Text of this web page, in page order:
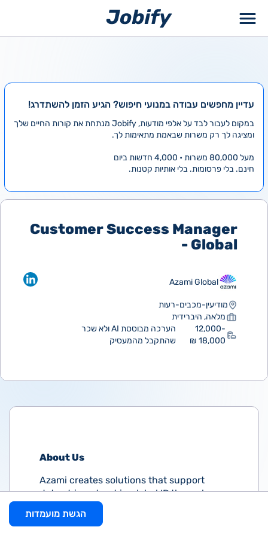
עדיין מחפשים עבודה במנועי חיפוש? הגיע הזמן להשתדרג!
במקום לעבור לבד על אלפי מודעות, Jobify מנתחת את קורות החיים שלך
ומציגה לך רק משרות שבאמת מתאימות לך.
מעל 80,000 משרות • 4,000 חדשות ביום
חינם. בלי פרסומות. בלי אותיות קטנות.
Customer Success Manager
- Global
Azami Global
מודיעין-מכבים-רעות
מלאה, היברידית
12,000-
18,000 ₪
הערכה מבוססת AI ולא שכר
שהתקבל מהמעסיק
About Us
Azami creates solutions that support
data-driven trust in global IP through
measurable outcomes - empowering IP
professionals to optimize networks,
הגשת מועמדות